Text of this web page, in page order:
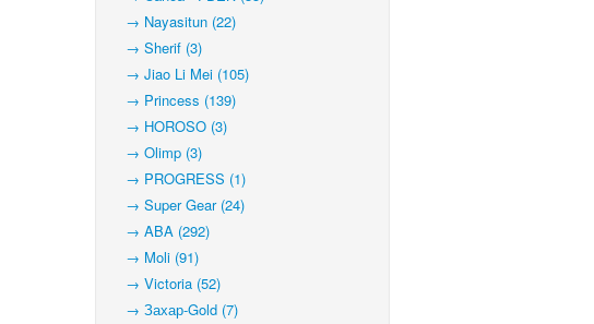
→ Nayasitun (22)
→ Sherif (3)
→ Jiao Li Mei (105)
→ Princess (139)
→ HOROSO (3)
→ Olimp (3)
→ PROGRESS (1)
→ Super Gear (24)
→ ABA (292)
→ Moli (91)
→ Victoria (52)
→ Захар-Gold (7)